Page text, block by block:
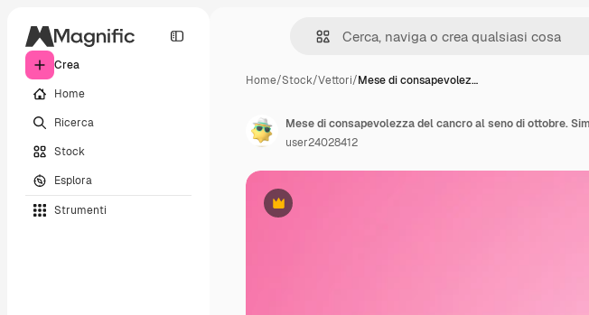
Crea
Home
Ricerca
Stock
Esplora
Strumenti
Home/Stock/Vettori/Mese di consapevolez…
Premium
user24028412